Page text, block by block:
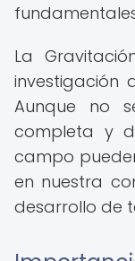
La
investigación
Aunque no
completa y
campo
en nuestra
desarrollo de